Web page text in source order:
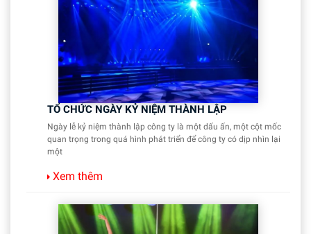
TỔ CHỨC NGÀY KỶ NIỆM THÀNH LẬP
Ngày lễ kỷ niệm thành lập công ty là một dấu ấn, một cột mốc
quan trọng trong quá hình phát triển để công ty có dịp nhìn lại
một
Xem thêm